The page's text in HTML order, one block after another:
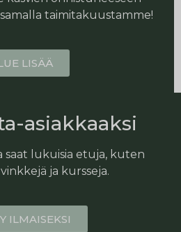
taimitakuustamme!
LISÄÄ
asiakkaaksi
saat lukuisia etuja, kuten
ja kursseja.
ILMAISEKSI